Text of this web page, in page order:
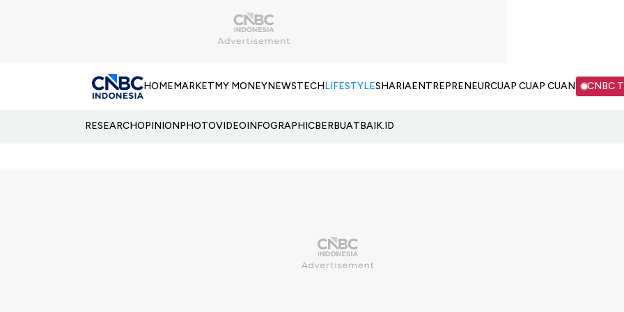
HOMEMARKETMY MONEYNEWSTECHLIFESTYLESHARIAENTREPRENEURCUAP CUAP CUAN CNBC
RESEARCHOPINIONPHOTOVIDEOINFOGRAPHICBERBUATBAIK.ID